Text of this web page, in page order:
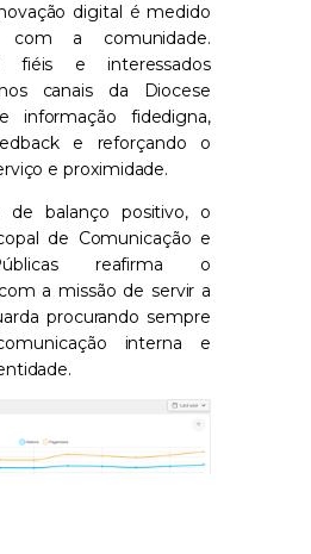
digital é medido
com a comunidade.
fiéis e interessados
canais da Diocese
informação fidedigna,
e reforçando o
e proximidade.
balanço positivo, o
de Comunicação e
reafirma o
a missão de servir a
procurando sempre
interna e